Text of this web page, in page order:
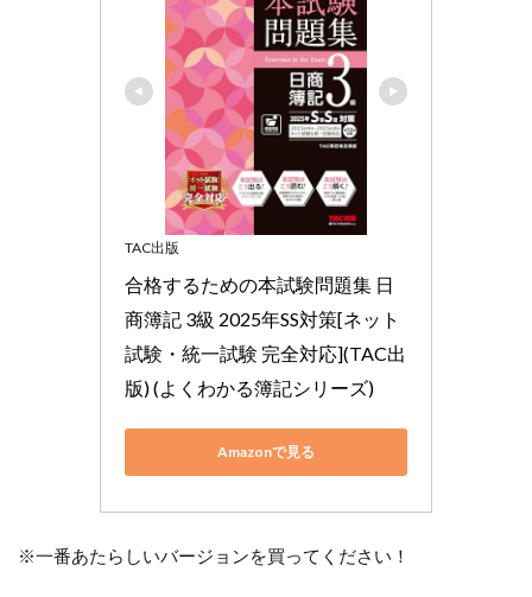
TAC出版
合格するための本試験問題集 日
商簿記 3級 2025年SS対策[ネット
試験・統一試験 完全対応](TAC出
版) (よくわかる簿記シリーズ)
Amazonで見る
※一番あたらしいバージョンを買ってください！